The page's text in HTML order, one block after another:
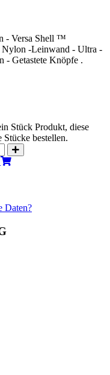
- Versa Shell ™
Nylon -Leinwand - Ultra -
- Getastete Knöpfe .
Stück Produkt, diese
Stücke bestellen.
Daten?